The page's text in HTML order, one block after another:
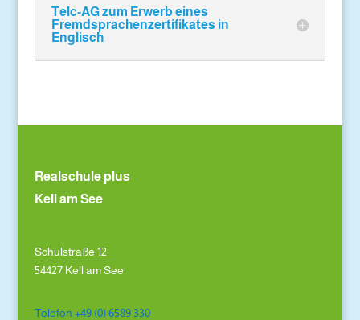
Telc-AG zum Erwerb eines
Fremdsprachenzertifikates in
Englisch
Realschule plus
Kell am See
Schulstraße 12
54427 Kell am See
Telefon +49 (0) 6589 330